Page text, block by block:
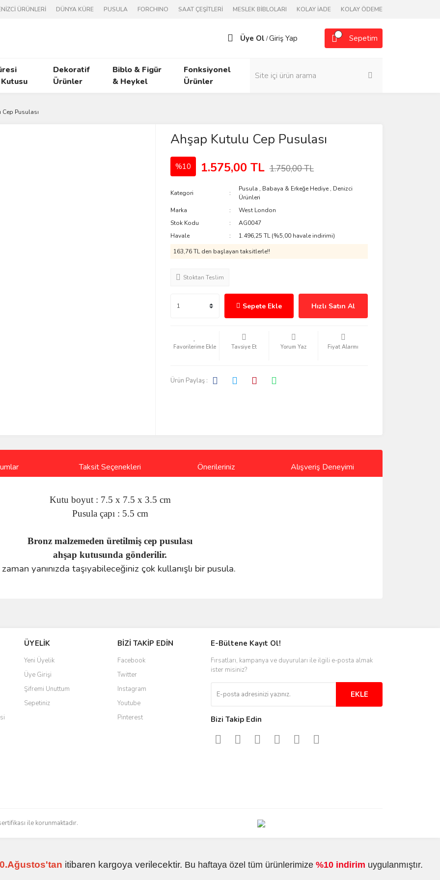
ÜRÜNLERİ DÜNYA KÜRE PUSULA FORCHINO SAAT ÇEŞİTLERİ MESLEK BİBLOLARI KOLAY İADE KOLAY ÖDEME
Üye Ol /Giriş Yap Sepetim
Dekoratif
Ürünler
Biblo & Figür
& Heykel
Fonksiyonel
Ürünler
Pusulası
Ahşap Kutulu Cep Pusulası
%10 1.575,00 TL 1.750,00 TL
Kategori
Pusula , Babaya & Erkeğe Hediye , Denizci
Ürünleri
Marka
West London
Stok Kodu
AG0047
Havale
1.496,25 TL (%5,00 havale indirimi)
163,76 TL den başlayan taksitlerle!!
Stoktan Teslim
Sepete Ekle Hızlı Satın Al
Tavsiye Et Yorum Yaz Fiyat Alarmı
Ürün Paylaş :
Taksit Seçenekleri Önerileriniz Alışveriş Deneyimi
Kutu boyut : 7.5 x 7.5 x 3.5 cm
Pusula çapı : 5.5 cm
Bronz malzemeden üretilmiş cep pusulası
ahşap kutusunda gönderilir.
yanınızda taşıyabileceğiniz çok kullanışlı bir pusula.
en iyi deneyimdi. Herkese
düzenli bir site. Teşekkürler.
düzgün yapıyorlar
ÜYELİK
Yeni Üyelik
Üye Girişi
Şifremi Unuttum
Sepetiniz
BİZİ TAKİP EDİN
Facebook
Twitter
Instagram
Youtube
Pinterest
E-Bültene Kayıt Ol!
Fırsatları, kampanya ve duyuruları ile ilgili e-posta almak
ister misiniz?
EKLE
Bizi Takip Edin
ile korunmaktadır.
itibaren kargoya verilecektir. Bu haftaya özel tüm ürünlerimize %10 indirim uygulanmıştır.